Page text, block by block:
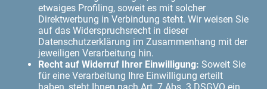
etwaiges Profiling, soweit es mit solcher
Direktwerbung in Verbindung steht. Wir weisen Sie
auf das Widerspruchsrecht in dieser
Datenschutzerklärung im Zusammenhang mit der
jeweiligen Verarbeitung hin.
Recht auf Widerruf Ihrer Einwilligung: Soweit Sie
für eine Verarbeitung Ihre Einwilligung erteilt
haben, steht Ihnen nach Art. 7 Abs. 3 DSGVO ein